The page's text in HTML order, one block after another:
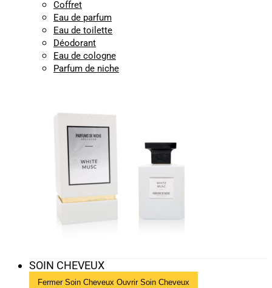
Coffret
Eau de parfum
Eau de toilette
Déodorant
Eau de cologne
Parfum de niche
SOIN CHEVEUX
Fermer Soin Cheveux Ouvrir Soin Cheveux